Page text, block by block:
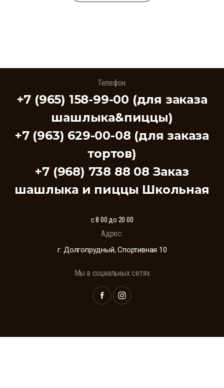
Телефон:
+7 (965) 158-99-00 (для заказа
шашлыка&пиццы)
+7 (963) 629-00-08 (для заказа
тортов)
+7 (968) 738 88 08 Заказ
шашлыка и пиццы Школьная
с 8 00 до 20 00
Адрес:
г. Долгопрудный, Спортивная 10
Мы в социальных сетях